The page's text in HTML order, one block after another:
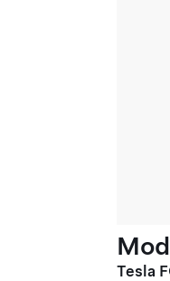
Tesla